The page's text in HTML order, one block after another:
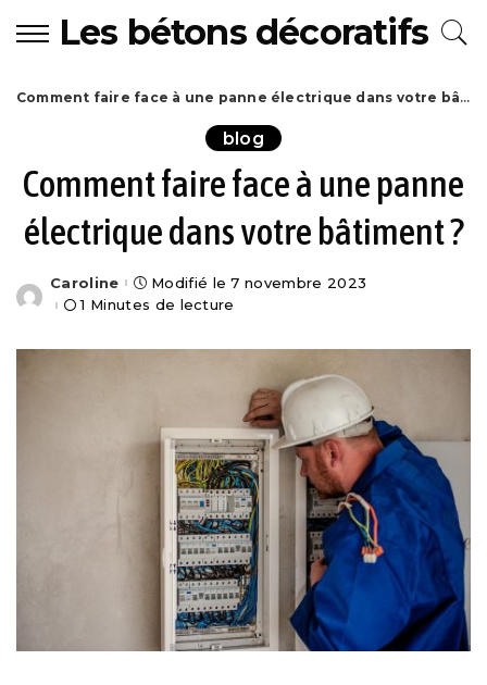
Les bétons décoratifs
Comment faire face à une panne électrique dans votre bâtiment ?
blog
Comment faire face à une panne
électrique dans votre bâtiment ?
Posted
by
Caroline
Modifié le 7 novembre 2023
1 Minutes de lecture